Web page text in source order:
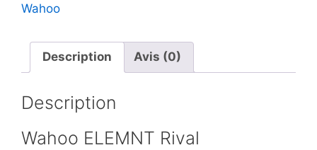
Wahoo
Description Avis (0)
Description
Wahoo ELEMNT Rival